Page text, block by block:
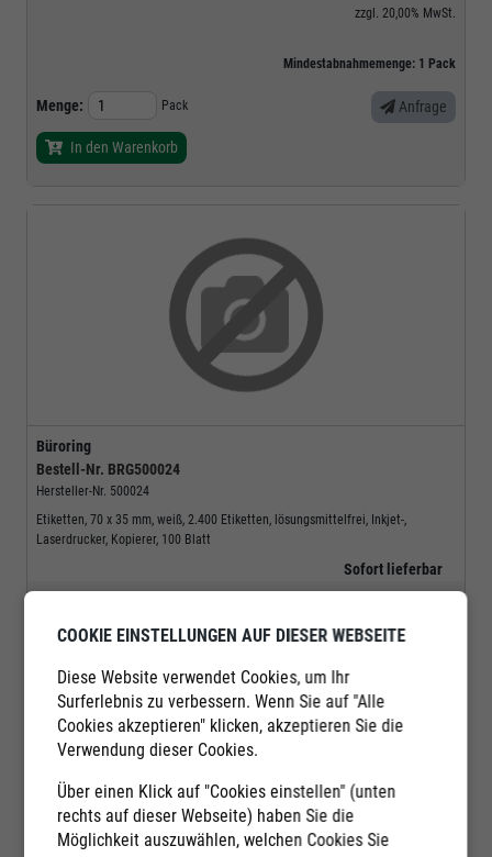
zzgl. 20,00% MwSt.
Mindestabnahmemenge: 1 Pack
Menge: Pack Anfrage
In den Warenkorb
Büroring
Bestell-Nr. BRG500024
Hersteller-Nr. 500024
Etiketten, 70 x 35 mm, weiß, 2.400 Etiketten, lösungsmittelfrei, Inkjet-,
Laserdrucker, Kopierer, 100 Blatt
Sofort lieferbar
11,39 €
Mindestabnahmemenge:
In den Warenkorb
COOKIE EINSTELLUNGEN AUF DIESER WEBSEITE
Diese Website verwendet Cookies, um Ihr
Surferlebnis zu verbessern. Wenn Sie auf "Alle
Cookies akzeptieren" klicken, akzeptieren Sie die
Verwendung dieser Cookies.
Über einen Klick auf "Cookies einstellen" (unten
rechts auf dieser Webseite) haben Sie die
Möglichkeit auszuwählen, welchen Cookies Sie